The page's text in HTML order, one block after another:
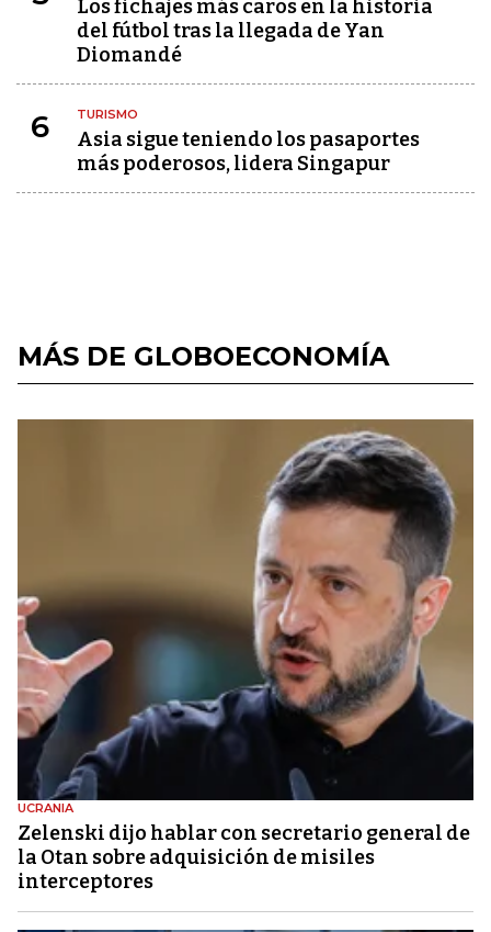
Los fichajes más caros en la historia
del fútbol tras la llegada de Yan
Diomandé
6 TURISMO
Asia sigue teniendo los pasaportes
más poderosos, lidera Singapur
MÁS DE GLOBOECONOMÍA
UCRANIA
Zelenski dijo hablar con secretario general de
la Otan sobre adquisición de misiles
interceptores